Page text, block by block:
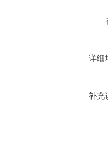
详细
补充